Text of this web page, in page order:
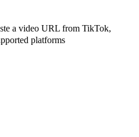
a video URL from TikTok,
platforms